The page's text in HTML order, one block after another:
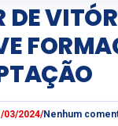
DE
03/2024/Nenhum